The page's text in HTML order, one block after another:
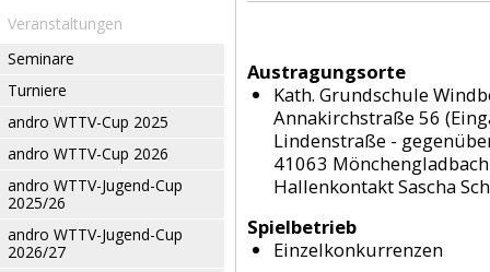
Veranstaltungen
Seminare
Turniere
andro WTTV-Cup 2025
andro WTTV-Cup 2026
andro WTTV-Jugend-Cup
2025/26
andro WTTV-Jugend-Cup
2026/27
Austragungsorte
Kath. Grundschule
Annakirchstraße 56
Lindenstraße -
41063 Mönchengladbach
Hallenkontakt Sascha
Spielbetrieb
Einzelkonkurrenzen